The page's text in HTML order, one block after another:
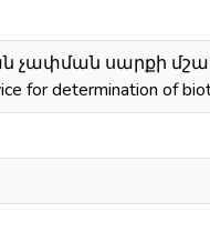
չափման սարքի
for determination of